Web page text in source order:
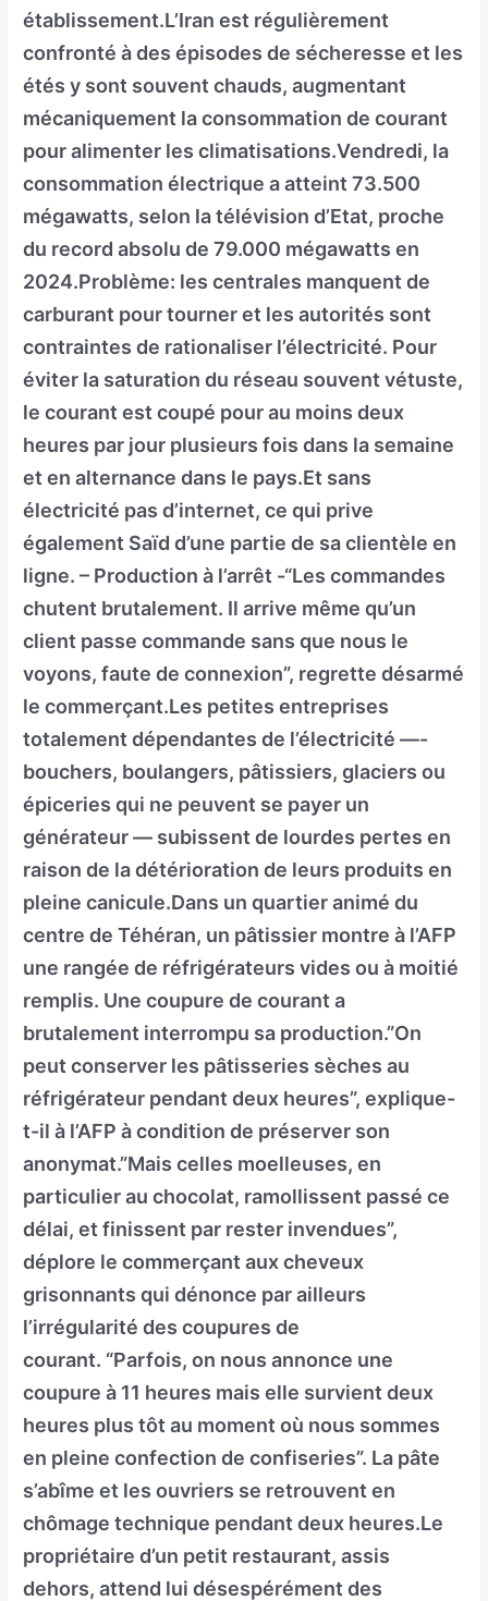
établissement.L’Iran est régulièrement
confronté à des épisodes de sécheresse et les
étés y sont souvent chauds, augmentant
mécaniquement la consommation de courant
pour alimenter les climatisations.Vendredi, la
consommation électrique a atteint 73.500
mégawatts, selon la télévision d’Etat, proche
du record absolu de 79.000 mégawatts en
2024.Problème: les centrales manquent de
carburant pour tourner et les autorités sont
contraintes de rationaliser l’électricité. Pour
éviter la saturation du réseau souvent vétuste,
le courant est coupé pour au moins deux
heures par jour plusieurs fois dans la semaine
et en alternance dans le pays.Et sans
électricité pas d’internet, ce qui prive
également Saïd d’une partie de sa clientèle en
ligne. – Production à l’arrêt -“Les commandes
chutent brutalement. Il arrive même qu’un
client passe commande sans que nous le
voyons, faute de connexion”, regrette désarmé
le commerçant.Les petites entreprises
totalement dépendantes de l’électricité —-
bouchers, boulangers, pâtissiers, glaciers ou
épiceries qui ne peuvent se payer un
générateur — subissent de lourdes pertes en
raison de la détérioration de leurs produits en
pleine canicule.Dans un quartier animé du
centre de Téhéran, un pâtissier montre à l’AFP
une rangée de réfrigérateurs vides ou à moitié
remplis. Une coupure de courant a
brutalement interrompu sa production.”On
peut conserver les pâtisseries sèches au
réfrigérateur pendant deux heures”, explique-
t-il à l’AFP à condition de préserver son
anonymat.”Mais celles moelleuses, en
particulier au chocolat, ramollissent passé ce
délai, et finissent par rester invendues”,
déplore le commerçant aux cheveux
grisonnants qui dénonce par ailleurs
l’irrégularité des coupures de
courant. “Parfois, on nous annonce une
coupure à 11 heures mais elle survient deux
heures plus tôt au moment où nous sommes
en pleine confection de confiseries”. La pâte
s’abîme et les ouvriers se retrouvent en
chômage technique pendant deux heures.Le
propriétaire d’un petit restaurant, assis
dehors, attend lui désespérément des